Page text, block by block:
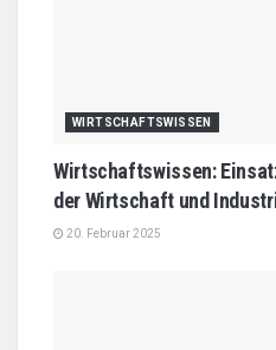
WIRTSCHAFTSWISSEN
Wirtschaftswissen:
der Wirtschaft und
20. Februar 2025